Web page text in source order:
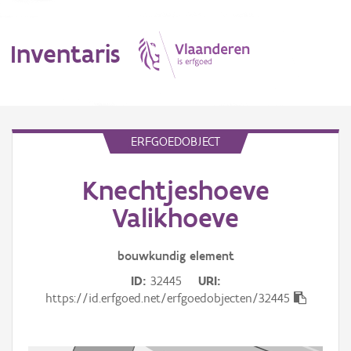
Inventaris
ERFGOEDOBJECT
Knechtjeshoeve
Valikhoeve
bouwkundig element
ID 32445
URI
https://id.erfgoed.net/erfgoedobjecten/32445